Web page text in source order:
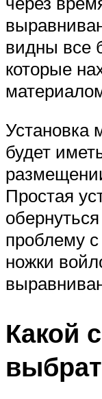
видны все
которые
Установка
будет
Простая
проблему
ножки
Какой